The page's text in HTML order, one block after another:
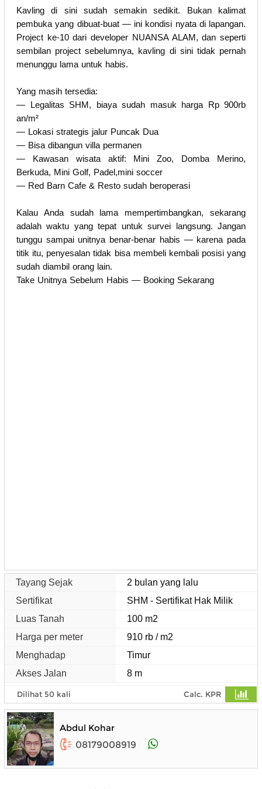
Kavling di sini sudah semakin sedikit. Bukan kalimat
pembuka yang dibuat-buat — ini kondisi nyata di lapangan.
Project ke-10 dari developer NUANSA ALAM, dan seperti
sembilan project sebelumnya, kavling di sini tidak pernah
menunggu lama untuk habis.
Yang masih tersedia:
— Legalitas SHM, biaya sudah masuk harga Rp 900rb
an/m²
— Lokasi strategis jalur Puncak Dua
— Bisa dibangun villa permanen
— Kawasan wisata aktif: Mini Zoo, Domba Merino,
Berkuda, Mini Golf, Padel,mini soccer
— Red Barn Cafe & Resto sudah beroperasi
Kalau Anda sudah lama mempertimbangkan, sekarang
adalah waktu yang tepat untuk survei langsung. Jangan
tunggu sampai unitnya benar-benar habis — karena pada
titik itu, penyesalan tidak bisa membeli kembali posisi yang
sudah diambil orang lain.
Take Unitnya Sebelum Habis — Booking Sekarang
Tayang Sejak
2 bulan yang lalu
Sertifikat
SHM - Sertifikat Hak Milik
Luas Tanah
100 m2
Harga per meter
910 rb / m2
Menghadap
Timur
Akses Jalan
8 m
Dilihat 50 kali Calc. KPR
Abdul Kohar
08179008919